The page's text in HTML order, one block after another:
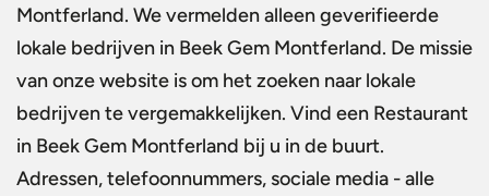
Montferland. We vermelden alleen geverifieerde
lokale bedrijven in Beek Gem Montferland. De missie
van onze website is om het zoeken naar lokale
bedrijven te vergemakkelijken. Vind een Restaurant
in Beek Gem Montferland bij u in de buurt.
Adressen, telefoonnummers, sociale media - alle